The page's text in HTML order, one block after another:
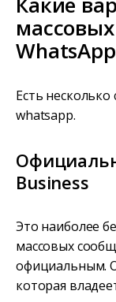
Есть несколько
whatsapp.
Business
Это наиболее
массовых
официальным.
которая